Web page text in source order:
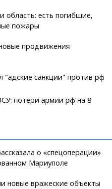
область: есть погибшие,
пожары
продвижения
санкции" против рф
потери армии рф на 8
о «спецоперации»
Мариуполе
новые вражеские объекты